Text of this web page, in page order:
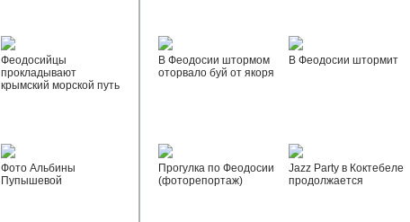
Феодосийцы
прокладывают
крымский морской путь
Фото Альбины
Пупышевой
В Феодосии штормом
оторвало буй от якоря
В Феодосии штормит
Прогулка по Феодосии
(фоторепортаж)
Jazz Party в Коктебеле
продолжается